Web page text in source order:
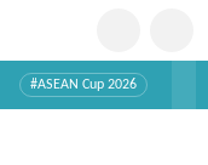
#ASEAN Cup 2026